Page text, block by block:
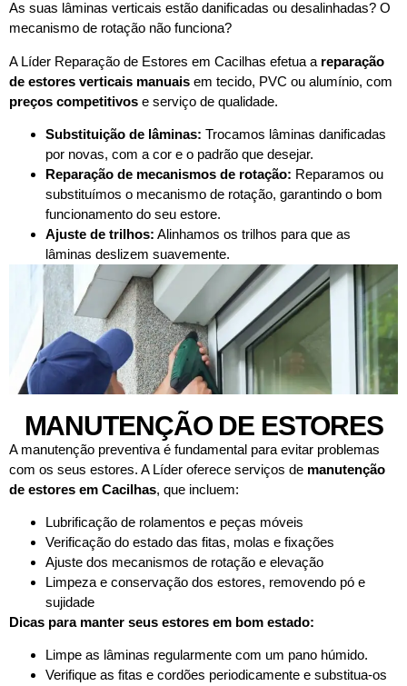
As suas lâminas verticais estão danificadas ou desalinhadas? O
mecanismo de rotação não funciona?
A Líder Reparação de Estores em Cacilhas efetua a reparação
de estores verticais manuais em tecido, PVC ou alumínio, com
preços competitivos e serviço de qualidade.
Substituição de lâminas: Trocamos lâminas danificadas
por novas, com a cor e o padrão que desejar.
Reparação de mecanismos de rotação: Reparamos ou
substituímos o mecanismo de rotação, garantindo o bom
funcionamento do seu estore.
Ajuste de trilhos: Alinhamos os trilhos para que as
lâminas deslizem suavemente.
MANUTENÇÃO DE ESTORES
A manutenção preventiva é fundamental para evitar problemas
com os seus estores. A Líder oferece serviços de manutenção
de estores em Cacilhas, que incluem:
Lubrificação de rolamentos e peças móveis
Verificação do estado das fitas, molas e fixações
Ajuste dos mecanismos de rotação e elevação
Limpeza e conservação dos estores, removendo pó e
sujidade
Dicas para manter seus estores em bom estado:
Limpe as lâminas regularmente com um pano húmido.
Verifique as fitas e cordões periodicamente e substitua-os